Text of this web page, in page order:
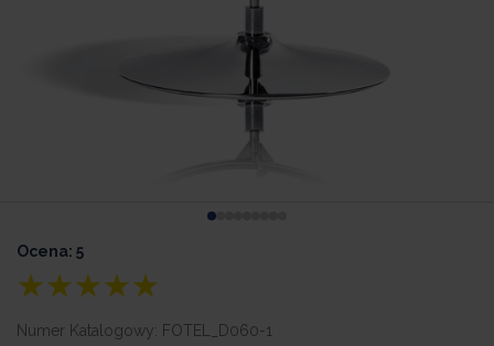
Ocena: 5
Numer Katalogowy: FOTEL_D060-1